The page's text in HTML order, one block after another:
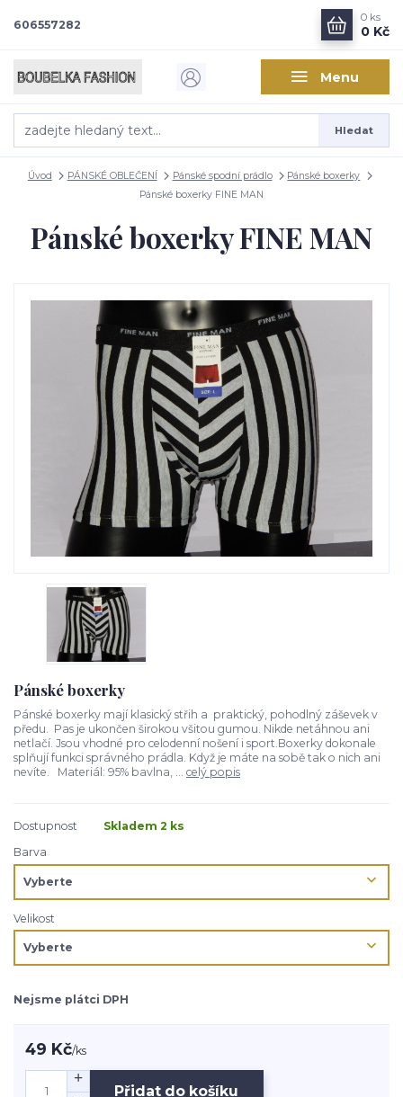
Menu
Hledat
606557282
0 ks
0 Kč
Úvod PÁNSKÉ OBLEČENÍ Pánské spodní prádlo
Pánské boxerky
Pánské boxerky FINE MAN
Pánské boxerky FINE MAN
Pánské boxerky
Pánské boxerky mají klasický střih a praktický, pohodlný záševek v
předu. Pas je ukončen širokou všitou gumou. Nikde netáhnou ani
netlačí. Jsou vhodné pro celodenní nošení i sport.Boxerky dokonale
splňují funkci správného prádla. Když je máte na sobě tak o nich ani
nevíte. Materiál: 95% bavlna, ... celý popis
Dostupnost
Skladem 2 ks
Barva
Velikost
Nejsme plátci DPH
49 Kč/ks
Přidat do košíku